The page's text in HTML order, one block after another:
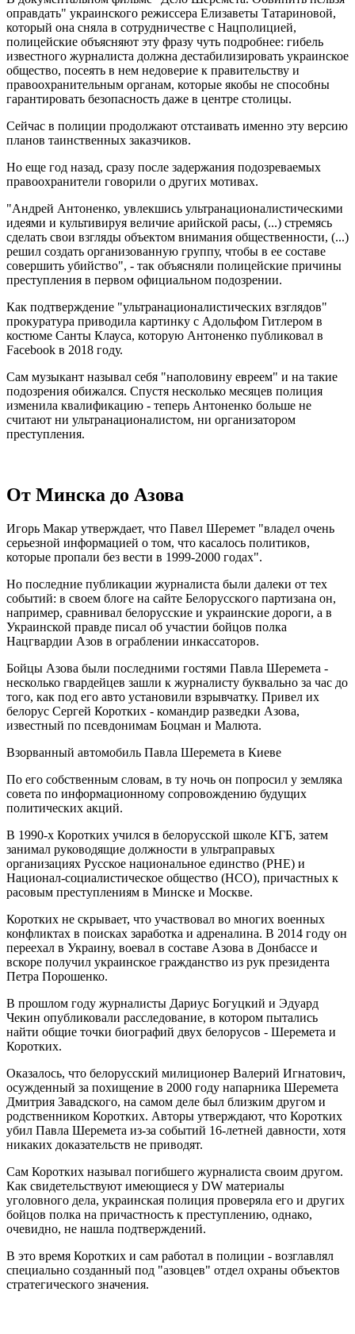
оправдать" украинского режиссера Елизаветы Татариновой,
который она сняла в сотрудничестве с Нацполицией,
полицейские объясняют эту фразу чуть подробнее: гибель
известного журналиста должна дестабилизировать украинское
общество, посеять в нем недоверие к правительству и
правоохранительным органам, которые якобы не способны
гарантировать безопасность даже в центре столицы.
Сейчас в полиции продолжают отстаивать именно эту версию
планов таинственных заказчиков.
Но еще год назад, сразу после задержания подозреваемых
правоохранители говорили о других мотивах.
"Андрей Антоненко, увлекшись ультранационалистическими
идеями и культивируя величие арийской расы, (...) стремясь
сделать свои взгляды объектом внимания общественности, (...)
решил создать организованную группу, чтобы в ее составе
совершить убийство", - так объясняли полицейские причины
преступления в первом официальном подозрении.
Как подтверждение "ультранационалистических взглядов"
прокуратура приводила картинку с Адольфом Гитлером в
костюме Санты Клауса, которую Антоненко публиковал в
Facebook в 2018 году.
Сам музыкант называл себя "наполовину евреем" и на такие
подозрения обижался. Спустя несколько месяцев полиция
изменила квалификацию - теперь Антоненко больше не
считают ни ультранационалистом, ни организатором
преступления.
От Минска до Азова
Игорь Макар утверждает, что Павел Шеремет "владел очень
серьезной информацией о том, что касалось политиков,
которые пропали без вести в 1999-2000 годах".
Но последние публикации журналиста были далеки от тех
событий: в своем блоге на сайте Белорусского партизана он,
например, сравнивал белорусские и украинские дороги, а в
Украинской правде писал об участии бойцов полка
Нацгвардии Азов в ограблении инкассаторов.
Бойцы Азова были последними гостями Павла Шеремета -
несколько гвардейцев зашли к журналисту буквально за час до
того, как под его авто установили взрывчатку. Привел их
белорус Сергей Коротких - командир разведки Азова,
известный по псевдонимам Боцман и Малюта.
Взорванный автомобиль Павла Шеремета в Киеве
По его собственным словам, в ту ночь он попросил у земляка
совета по информационному сопровождению будущих
политических акций.
В 1990-х Коротких учился в белорусской школе КГБ, затем
занимал руководящие должности в ультраправых
организациях Русское национальное единство (РНЕ) и
Национал-социалистическое общество (НСО), причастных к
расовым преступлениям в Минске и Москве.
Коротких не скрывает, что участвовал во многих военных
конфликтах в поисках заработка и адреналина. В 2014 году он
переехал в Украину, воевал в составе Азова в Донбассе и
вскоре получил украинское гражданство из рук президента
Петра Порошенко.
В прошлом году журналисты Дариус Богуцкий и Эдуард
Чекин опубликовали расследование, в котором пытались
найти общие точки биографий двух белорусов - Шеремета и
Коротких.
Оказалось, что белорусский милиционер Валерий Игнатович,
осужденный за похищение в 2000 году напарника Шеремета
Дмитрия Завадского, на самом деле был близким другом и
родственником Коротких. Авторы утверждают, что Коротких
убил Павла Шеремета из-за событий 16-летней давности, хотя
никаких доказательств не приводят.
Сам Коротких называл погибшего журналиста своим другом.
Как свидетельствуют имеющиеся у DW материалы
уголовного дела, украинская полиция проверяла его и других
бойцов полка на причастность к преступлению, однако,
очевидно, не нашла подтверждений.
В это время Коротких и сам работал в полиции - возглавлял
специально созданный под "азовцев" отдел охраны объектов
стратегического значения.